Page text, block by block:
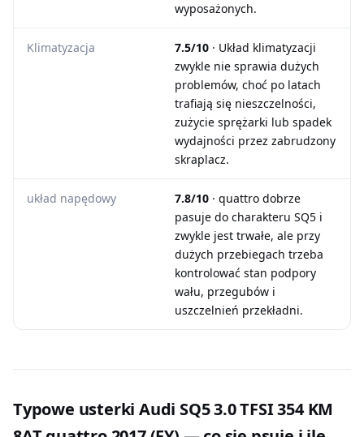
wyposażonych.
Klimatyzacja 7.5/10 · Układ klimatyzacji
zwykle nie sprawia dużych
problemów, choć po latach
trafiają się nieszczelności,
zużycie sprężarki lub spadek
wydajności przez zabrudzony
skraplacz.
układ napędowy 7.8/10 · quattro dobrze
pasuje do charakteru SQ5 i
zwykle jest trwałe, ale przy
dużych przebiegach trzeba
kontrolować stan podpory
wału, przegubów i
uszczelnień przekładni.
Typowe usterki Audi SQ5 3.0 TFSI 354 KM